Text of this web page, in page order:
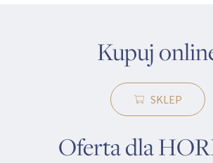
Kupuj
SKLEP
Oferta dla